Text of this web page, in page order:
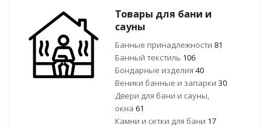
Товары для бани и
сауны
Банные принадлежности 81
Банный текстиль 106
Бондарные изделия 40
Веники банные и запарки 30
Двери для бани и сауны,
окна 61
Камни и сетки для бани 17